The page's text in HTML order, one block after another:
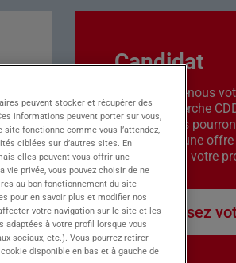
Candidat
Transmettez-nous
êtes en recherche
intérim. Nous
contacter si une offre
correspond à votre
Déposez
peuvent stocker et récupérer des
informations peuvent porter sur vous,
fonctionne comme vous l’attendez,
ciblées sur d’autres sites. En
elles peuvent vous offrir une
privée, vous pouvez choisir de ne
au bon fonctionnement du site
pour en savoir plus et modifier nos
votre navigation sur le site et les
adaptées à votre profil lorsque vous
sociaux, etc.). Vous pourrez retirer
disponible en bas et à gauche de